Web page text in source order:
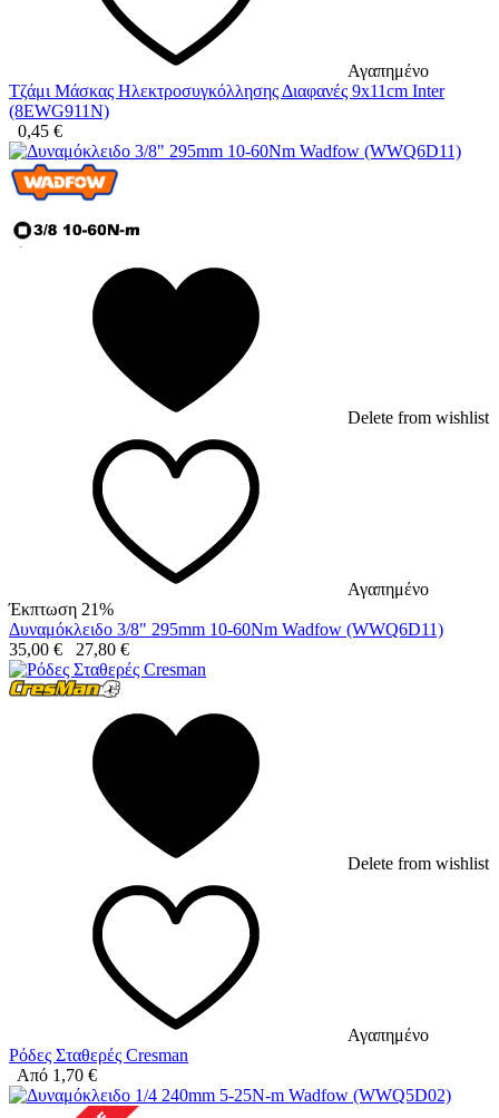
Αγαπημένο
Τζάμι Μάσκας Ηλεκτροσυγκόλλησης Διαφανές 9x11cm Inter
(8EWG911N)
0,45 €
Delete from wishlist
Αγαπημένο
Έκπτωση 21%
Δυναμόκλειδο 3/8" 295mm 10-60Nm Wadfow (WWQ6D11)
35,00 € 27,80 €
Delete from wishlist
Αγαπημένο
Ρόδες Σταθερές Cresman
Από 1,70 €